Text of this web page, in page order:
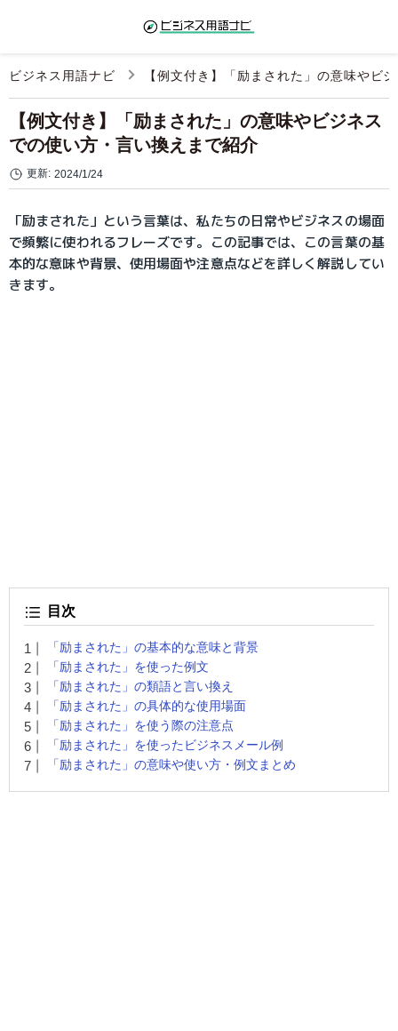
ビジネス用語ナビ 【例文付き】「励まされた」の意味やビ
【例文付き】「励まされた」の意味やビジネス
での使い方・言い換えまで紹介
更新: 2024/1/24
「励まされた」という言葉は、私たちの日常やビジネスの場面
で頻繁に使われるフレーズです。この記事では、この言葉の基
本的な意味や背景、使用場面や注意点などを詳しく解説してい
きます。
目次
「励まされた」の基本的な意味と背景
「励まされた」を使った例文
「励まされた」の類語と言い換え
「励まされた」の具体的な使用場面
「励まされた」を使う際の注意点
「励まされた」を使ったビジネスメール例
「励まされた」の意味や使い方・例文まとめ